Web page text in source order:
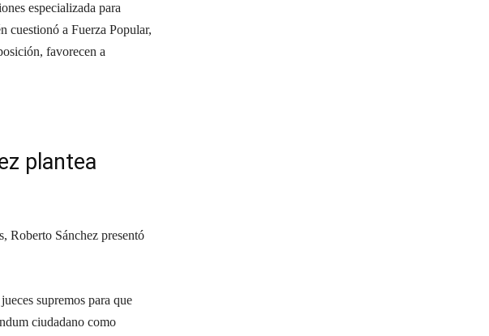
especializada para
cuestionó a Fuerza Popular,
favorecen a
plantea
Roberto Sánchez presentó
supremos para que
ciudadano como